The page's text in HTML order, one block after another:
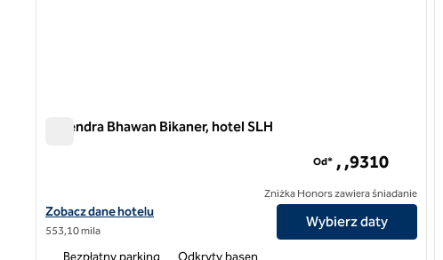
Narendra Bhawan Bikaner, hotel SLH
Zobacz szczegóły hotelu Narendra Bhawan Bikaner, SLH Hotel
Zobacz dane hotelu
553,10 mila
Od* , ,9​310
Zniżka Honors zawiera śniadanie
Wybierz daty